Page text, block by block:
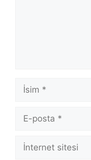
İsim
posta
İnternet
sitesi